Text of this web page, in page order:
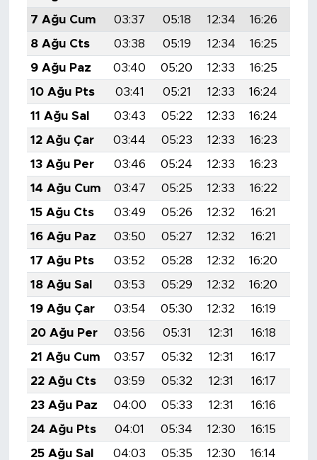
7 Ağu Cum
03:37 05:18 12:34 16:26
8 Ağu Cts
03:38 05:19 12:34 16:25
9 Ağu Paz
03:40 05:20 12:33 16:25
10 Ağu Pts
03:41 05:21 12:33 16:24
11 Ağu Sal
03:43 05:22 12:33 16:24
12 Ağu Çar
03:44 05:23 12:33 16:23
13 Ağu Per
03:46 05:24 12:33 16:23
14 Ağu Cum
03:47 05:25 12:33 16:22
15 Ağu Cts
03:49 05:26 12:32 16:21
16 Ağu Paz
03:50 05:27 12:32 16:21
17 Ağu Pts
03:52 05:28 12:32 16:20
18 Ağu Sal
03:53 05:29 12:32 16:20
19 Ağu Çar
03:54 05:30 12:32 16:19
20 Ağu Per
03:56 05:31 12:31 16:18
21 Ağu Cum
03:57 05:32 12:31 16:17
22 Ağu Cts
03:59 05:32 12:31 16:17
23 Ağu Paz
04:00 05:33 12:31 16:16
24 Ağu Pts
04:01 05:34 12:30 16:15
25 Ağu Sal
04:03 05:35 12:30 16:14